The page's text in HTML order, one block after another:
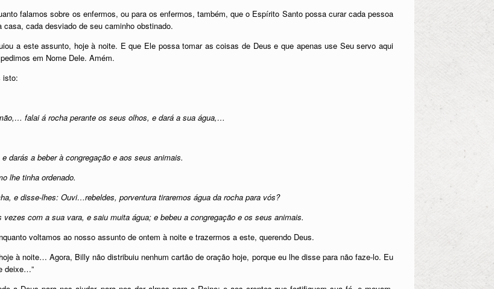
falamos sobre os enfermos, ou para os enfermos, também, que o Espírito Santo possa curar cada pessoa
cada desviado de seu caminho obstinado.
a este assunto, hoje à noite. E que Ele possa tomar as coisas de Deus e que apenas use Seu servo aqui
em Nome Dele. Amém.
isto:
falai á rocha perante os seus olhos, e dará a sua água,…
darás a beber à congregação e aos seus animais.
lhe tinha ordenado.
e disse-lhes: Ouvi…rebeldes, porventura tiraremos água da rocha para vós?
com a sua vara, e saiu muita água; e bebeu a congregação e os seus animais.
voltamos ao nosso assunto de ontem à noite e trazermos a este, querendo Deus.
à noite… Agora, Billy não distribuiu nenhum cartão de oração hoje, porque eu lhe disse para não faze-lo. Eu
deixe…”